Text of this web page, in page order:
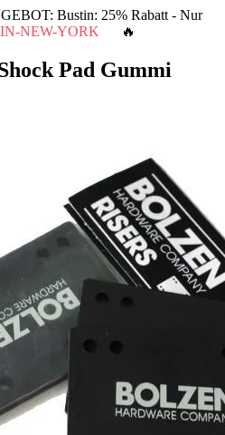
Bustin: 25% Rabatt - Nur
NEW-YORK 🔥
Pad Gummi